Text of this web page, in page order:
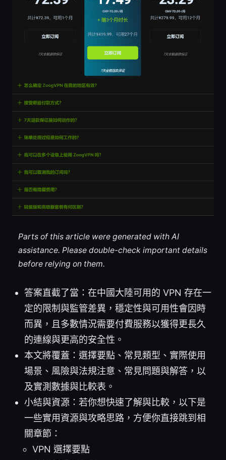
Parts of this article were generated with AI
assistance. Please double-check important details
before relying on them.
答案直截了當：在中國大陸可用的 VPN 存在一
定的限制與監管差異，穩定性與可用性會因時
而異，且多數情況需要付費服務以獲得更長久
的連線與更高的安全性。
本文將覆蓋：選擇要點、常見類型、實際使用
場景、風險與法規注意、常見問題與解答，以
及實測數據與比較表。
小結與資源：若你想快速了解與比較，以下是
一些實用資源與攻略思路，方便你直接跳到相
關章節：
VPN 選擇要點